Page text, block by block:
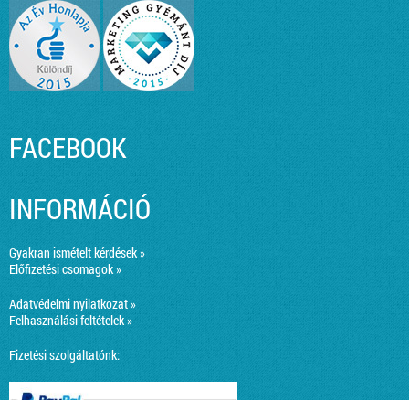
FACEBOOK
INFORMÁCIÓ
Gyakran ismételt kérdések »
Előfizetési csomagok »
Adatvédelmi nyilatkozat »
Felhasználási feltételek »
Fizetési szolgáltatónk: